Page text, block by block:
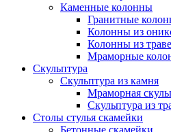
Каменные колонны
Гранитные
Колонны из
Колонны из
Мраморные
Скульптура
Скульптура из камня
Мраморная
Скульптура из
Столы стулья скамейки
Бетонные скамейки